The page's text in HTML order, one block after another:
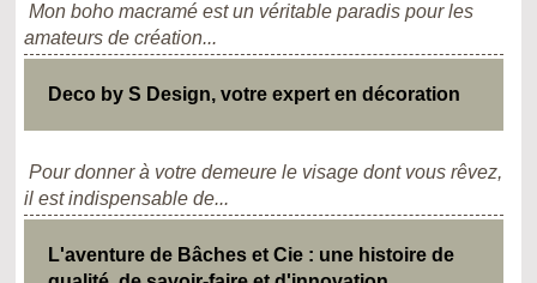
Mon boho macramé est un véritable paradis pour les
amateurs de création...
Deco by S Design, votre expert en décoration
Pour donner à votre demeure le visage dont vous rêvez,
il est indispensable de...
L'aventure de Bâches et Cie : une histoire de